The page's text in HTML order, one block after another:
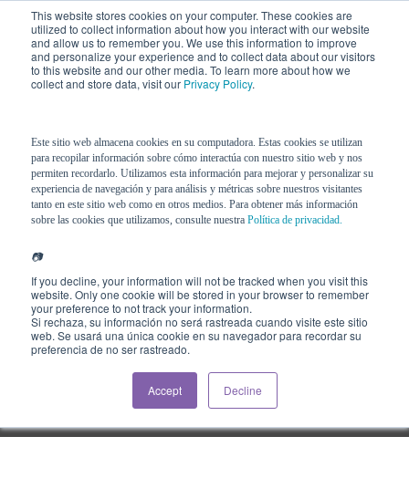
This website stores cookies on your computer. These cookies are
utilized to collect information about how you interact with our website
and allow us to remember you. We use this information to improve
and personalize your experience and to collect data about our visitors
to this website and our other media. To learn more about how we
collect and store data, visit our Privacy Policy.
Este sitio web almacena cookies en su computadora. Estas cookies se utilizan
para recopilar información sobre cómo interactúa con nuestro sitio web y nos
permiten recordarlo. Utilizamos esta información para mejorar y personalizar su
experiencia de navegación y para análisis y métricas sobre nuestros visitantes
tanto en este sitio web como en otros medios. Para obtener más información
sobre las cookies que utilizamos, consulte nuestra Política de privacidad.
📷
If you decline, your information will not be tracked when you visit this
website. Only one cookie will be stored in your browser to remember
your preference to not track your information.
Si rechaza, su información no será rastreada cuando visite este sitio
web. Se usará una única cookie en su navegador para recordar su
preferencia de no ser rastreado.
Accept Decline